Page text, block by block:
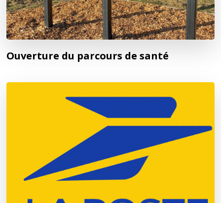
Ouverture du parcours de santé